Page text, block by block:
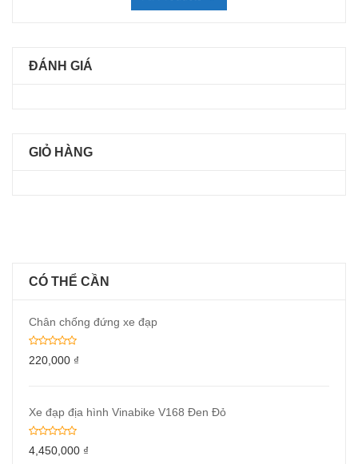
ĐÁNH GIÁ
GIỎ HÀNG
CÓ THỂ CẦN
Chân chống đứng xe đạp
220,000 ₫
Xe đạp địa hình Vinabike V168 Đen Đỏ
4,450,000 ₫